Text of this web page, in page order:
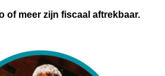
of meer zijn fiscaal aftrekbaar.